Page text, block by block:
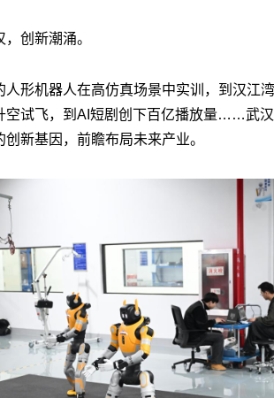
，创新潮涌。
人形机器人在高仿真场景中实训，到汉江
空试飞，到AI短剧创下百亿播放量……武
新基因，前瞻布局未来产业。